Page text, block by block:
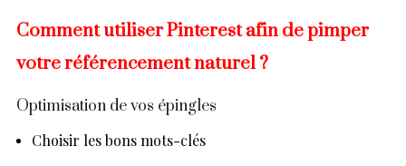
Comment utiliser Pinterest afin de pimper
votre référencement naturel ?
Optimisation de vos épingles
Choisir les bons mots-clés